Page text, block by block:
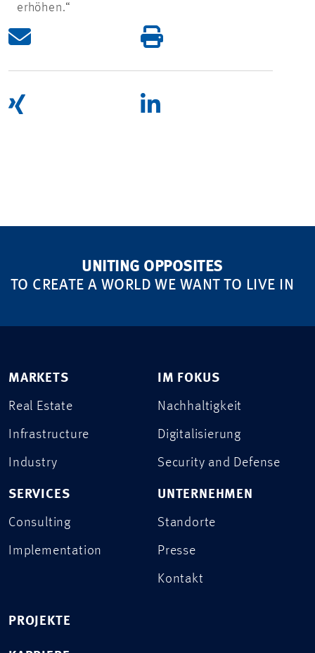
erhöhen.“
UNITING OPPOSITES
TO CREATE A WORLD WE WANT TO LIVE IN
MARKETS
Real Estate
Infrastructure
Industry
SERVICES
Consulting
Implementation
IM FOKUS
Nachhaltigkeit
Digitalisierung
Security and Defense
UNTERNEHMEN
Standorte
Presse
Kontakt
PROJEKTE